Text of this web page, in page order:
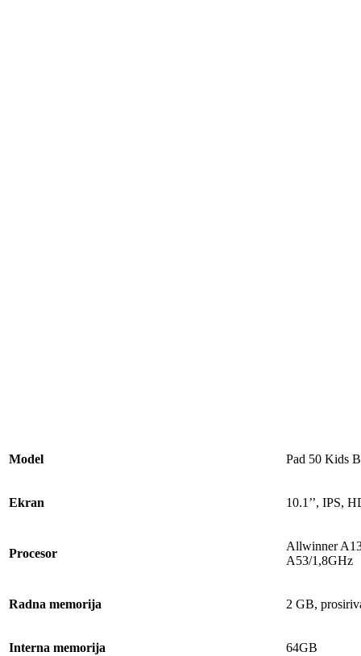
Model ‎Pad 50 Kids
Ekran ‎10.1’’, IPS,
Procesor
Allwinner
A53/1,8GHz
Radna memorija ‎2 GB,
Interna memorija 64GB